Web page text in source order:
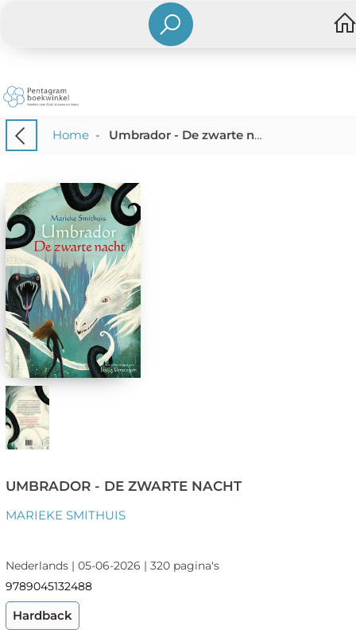
Home- Umbrador - De zwarte nacht
UMBRADOR - DE ZWARTE NACHT
MARIEKE SMITHUIS
Nederlands | 05-06-2026 | 320 pagina's
9789045132488
Hardback